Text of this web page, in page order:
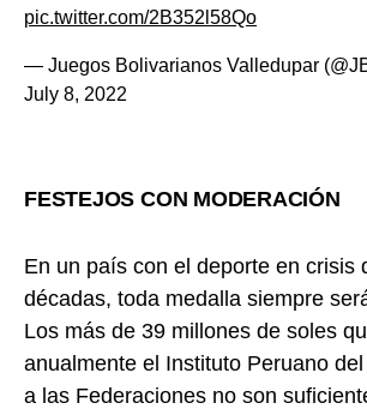
pic.twitter.com/2B352l58Qo
— Juegos Bolivarianos Valledupar
July 8, 2022
FESTEJOS CON MODERACIÓN
En un país con el deporte en crisis
décadas, toda medalla siempre
Los más de 39 millones de soles
anualmente el Instituto Peruano
a las Federaciones no son